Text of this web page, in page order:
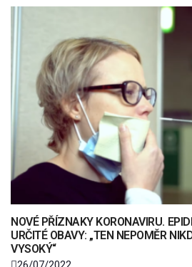
NOVÉ PŘÍZNAKY KORONAVIRU.
URČITÉ OBAVY: „TEN NEPOMĚR
VYSOKÝ“